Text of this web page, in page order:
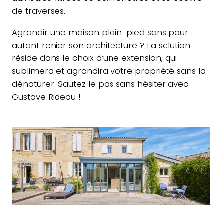
de traverses.
Agrandir une maison plain-pied sans pour
autant renier son architecture ? La solution
réside dans le choix d’une extension, qui
sublimera et agrandira votre propriété sans la
dénaturer. Sautez le pas sans hésiter avec
Gustave Rideau !